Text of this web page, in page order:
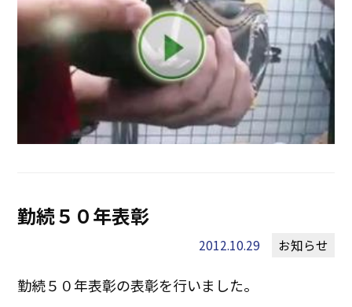
勤続５０年表彰
2012.10.29 お知らせ
勤続５０年表彰の表彰を行いました。